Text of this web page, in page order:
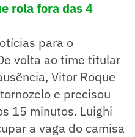
rola fora das 4
para o
volta ao time titular
Vitor Roque
e precisou
15 minutos. Luighi
a vaga do camisa